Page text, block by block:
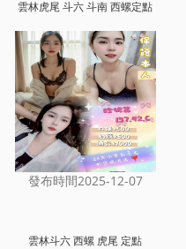
雲林虎尾 斗六 斗南 西螺定點
發布時間2025-12-07
雲林斗六 西螺 虎尾 定點